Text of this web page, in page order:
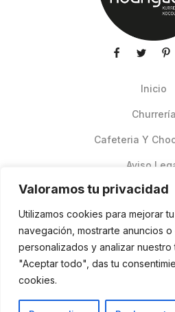
Valoramos tu privacidad
Utilizamos cookies para mejorar
navegación, mostrarte anuncios
personalizados y analizar
"Aceptar todo", das tu
cookies.
Inicio
Churrería
Cafeteria Y
Aviso
Pedidos
Contacto